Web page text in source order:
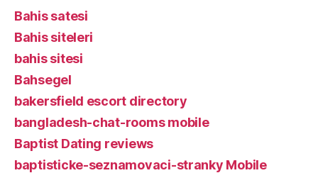
Bahis satesi
Bahis siteleri
bahis sitesi
Bahsegel
bakersfield escort directory
bangladesh-chat-rooms mobile
Baptist Dating reviews
baptisticke-seznamovaci-stranky Mobile